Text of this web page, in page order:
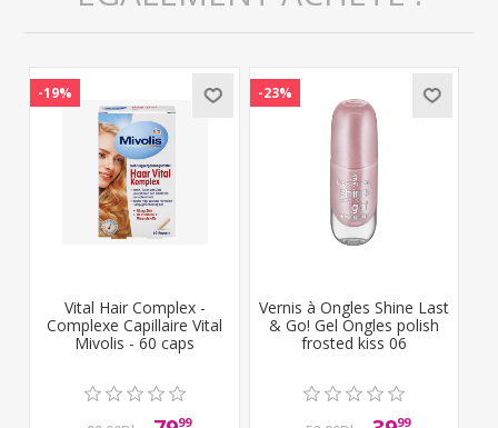
-19%
Vital Hair Complex -
Complexe Capillaire Vital
Mivolis - 60 caps
99
-23%
Vernis à Ongles Shine Last
& Go! Gel Ongles polish
frosted kiss 06
99